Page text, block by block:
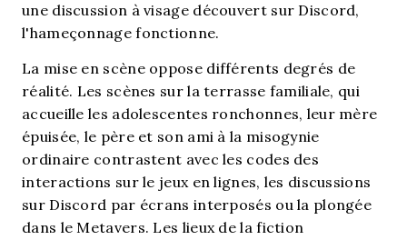
une discussion à visage découvert sur Discord,
l'hameçonnage fonctionne.
La mise en scène oppose différents degrés de
réalité. Les scènes sur la terrasse familiale, qui
accueille les adolescentes ronchonnes, leur mère
épuisée, le père et son ami à la misogynie
ordinaire contrastent avec les codes des
interactions sur le jeux en lignes, les discussions
sur Discord par écrans interposés ou la plongée
dans le Metavers. Les lieux de la fiction